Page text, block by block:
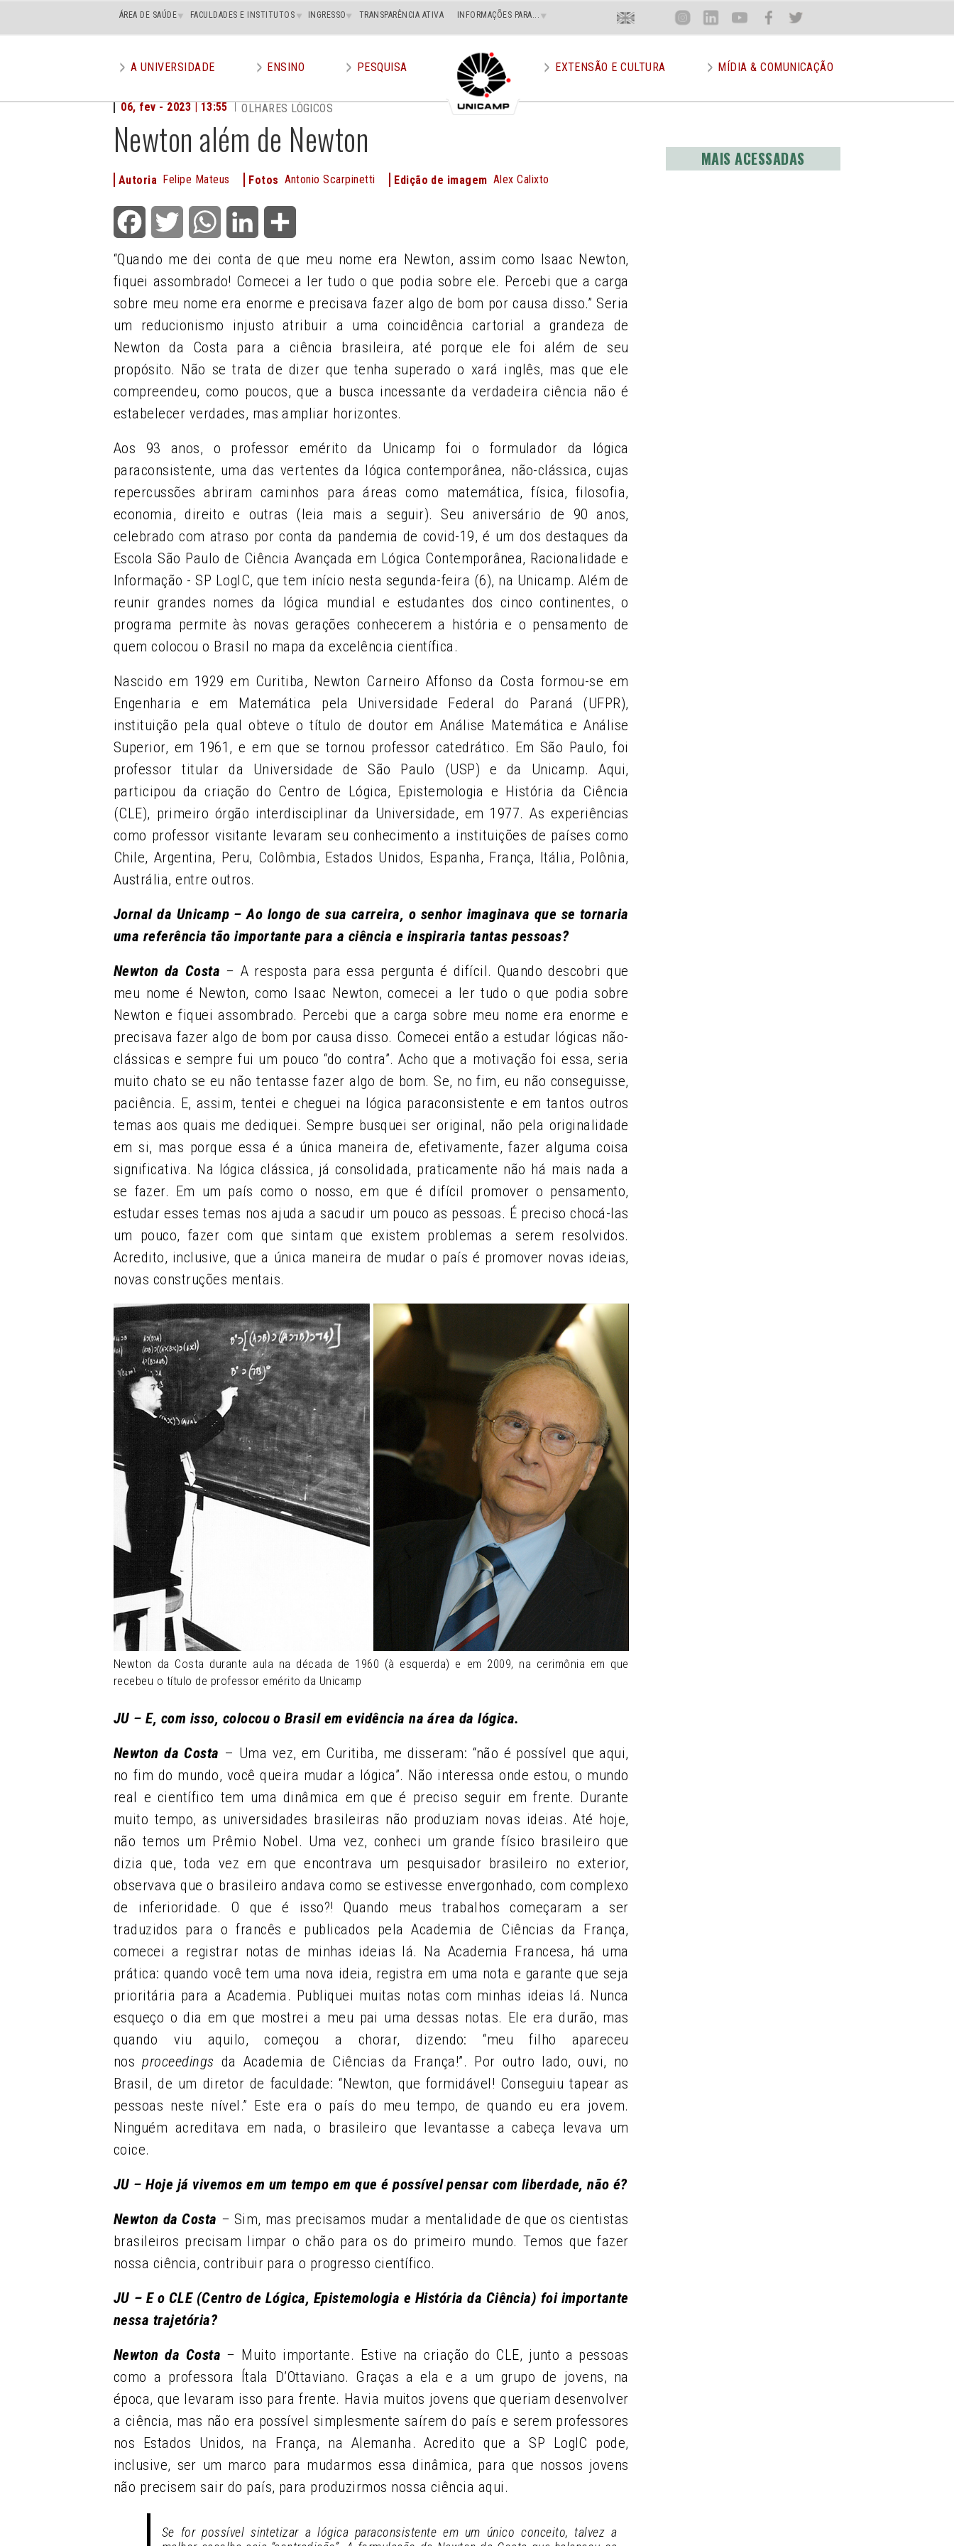
Main
superior
ÁREA DE SAÚDE FACULDADES E INSTITUTOS INGRESSO TRANSPARÊNCIA ATIVA INFORMAÇÕES PARA... Menu
Superior
Direito
En Inst Lin You Face Twit
menu
A UNIVERSIDADE ENSINO PESQUISA EXTENSÃO E CULTURA MÍDIA & COMUNICAÇÃO
Newton além de Newton
06, fev - 2023 | 13:55 OLHARES LÓGICOS
Autoria Felipe Mateus Fotos Antonio Scarpinetti Edição de imagem Alex Calixto
Facebook Twitter WhatsApp LinkedIn
“Quando me dei conta de que meu nome era Newton, assim como Isaac Newton,
fiquei assombrado! Comecei a ler tudo o que podia sobre ele. Percebi que a carga
sobre meu nome era enorme e precisava fazer algo de bom por causa disso.” Seria
um reducionismo injusto atribuir a uma coincidência cartorial a grandeza de
Newton da Costa para a ciência brasileira, até porque ele foi além de seu
propósito. Não se trata de dizer que tenha superado o xará inglês, mas que ele
compreendeu, como poucos, que a busca incessante da verdadeira ciência não é
estabelecer verdades, mas ampliar horizontes.
Aos 93 anos, o professor emérito da Unicamp foi o formulador da lógica
paraconsistente, uma das vertentes da lógica contemporânea, não-clássica, cujas
repercussões abriram caminhos para áreas como matemática, física, filosofia,
economia, direito e outras (leia mais a seguir). Seu aniversário de 90 anos,
celebrado com atraso por conta da pandemia de covid-19, é um dos destaques da
Escola São Paulo de Ciência Avançada em Lógica Contemporânea, Racionalidade e
Informação - SP LogIC, que tem início nesta segunda-feira (6), na Unicamp. Além de
reunir grandes nomes da lógica mundial e estudantes dos cinco continentes, o
programa permite às novas gerações conhecerem a história e o pensamento de
quem colocou o Brasil no mapa da excelência científica.
Nascido em 1929 em Curitiba, Newton Carneiro Affonso da Costa formou-se em
Engenharia e em Matemática pela Universidade Federal do Paraná (UFPR),
instituição pela qual obteve o título de doutor em Análise Matemática e Análise
Superior, em 1961, e em que se tornou professor catedrático. Em São Paulo, foi
professor titular da Universidade de São Paulo (USP) e da Unicamp. Aqui,
participou da criação do Centro de Lógica, Epistemologia e História da Ciência
(CLE), primeiro órgão interdisciplinar da Universidade, em 1977. As experiências
como professor visitante levaram seu conhecimento a instituições de países como
Chile, Argentina, Peru, Colômbia, Estados Unidos, Espanha, França, Itália, Polônia,
Austrália, entre outros.
Jornal da Unicamp – Ao longo de sua carreira, o senhor imaginava que se tornaria
uma referência tão importante para a ciência e inspiraria tantas pessoas?
Newton da Costa – A resposta para essa pergunta é difícil. Quando descobri que
meu nome é Newton, como Isaac Newton, comecei a ler tudo o que podia sobre
Newton e fiquei assombrado. Percebi que a carga sobre meu nome era enorme e
precisava fazer algo de bom por causa disso. Comecei então a estudar lógicas não-
clássicas e sempre fui um pouco “do contra”. Acho que a motivação foi essa, seria
muito chato se eu não tentasse fazer algo de bom. Se, no fim, eu não conseguisse,
paciência. E, assim, tentei e cheguei na lógica paraconsistente e em tantos outros
temas aos quais me dediquei. Sempre busquei ser original, não pela originalidade
em si, mas porque essa é a única maneira de, efetivamente, fazer alguma coisa
significativa. Na lógica clássica, já consolidada, praticamente não há mais nada a
se fazer. Em um país como o nosso, em que é difícil promover o pensamento,
estudar esses temas nos ajuda a sacudir um pouco as pessoas. É preciso chocá-las
um pouco, fazer com que sintam que existem problemas a serem resolvidos.
Acredito, inclusive, que a única maneira de mudar o país é promover novas ideias,
novas construções mentais.
Newton da Costa durante aula na década de 1960 (à esquerda) e em 2009, na cerimônia em que
recebeu o título de professor emérito da Unicamp
JU – E, com isso, colocou o Brasil em evidência na área da lógica.
Newton da Costa – Uma vez, em Curitiba, me disseram: “não é possível que aqui,
no fim do mundo, você queira mudar a lógica”. Não interessa onde estou, o mundo
real e científico tem uma dinâmica em que é preciso seguir em frente. Durante
muito tempo, as universidades brasileiras não produziam novas ideias. Até hoje,
não temos um Prêmio Nobel. Uma vez, conheci um grande físico brasileiro que
dizia que, toda vez em que encontrava um pesquisador brasileiro no exterior,
observava que o brasileiro andava como se estivesse envergonhado, com complexo
de inferioridade. O que é isso?! Quando meus trabalhos começaram a ser
traduzidos para o francês e publicados pela Academia de Ciências da França,
comecei a registrar notas de minhas ideias lá. Na Academia Francesa, há uma
prática: quando você tem uma nova ideia, registra em uma nota e garante que seja
prioritária para a Academia. Publiquei muitas notas com minhas ideias lá. Nunca
esqueço o dia em que mostrei a meu pai uma dessas notas. Ele era durão, mas
quando viu aquilo, começou a chorar, dizendo: “meu filho apareceu
nosproceedings da Academia de Ciências da França!”. Por outro lado, ouvi, no
Brasil, de um diretor de faculdade: “Newton, que formidável! Conseguiu tapear as
pessoas neste nível.” Este era o país do meu tempo, de quando eu era jovem.
Ninguém acreditava em nada, o brasileiro que levantasse a cabeça levava um
coice.
JU – Hoje já vivemos em um tempo em que é possível pensar com liberdade, não é?
Newton da Costa – Sim, mas precisamos mudar a mentalidade de que os cientistas
brasileiros precisam limpar o chão para os do primeiro mundo. Temos que fazer
nossa ciência, contribuir para o progresso científico.
JU – E o CLE (Centro de Lógica, Epistemologia e História da Ciência) foi importante
nessa trajetória?
Newton da Costa – Muito importante. Estive na criação do CLE, junto a pessoas
como a professora Ítala D’Ottaviano. Graças a ela e a um grupo de jovens, na
época, que levaram isso para frente. Havia muitos jovens que queriam desenvolver
a ciência, mas não era possível simplesmente saírem do país e serem professores
nos Estados Unidos, na França, na Alemanha. Acredito que a SP LogIC pode,
inclusive, ser um marco para mudarmos essa dinâmica, para que nossos jovens
não precisem sair do país, para produzirmos nossa ciência aqui.
Se for possível sintetizar a lógica paraconsistente em um único conceito, talvez a
MAIS ACESSADAS